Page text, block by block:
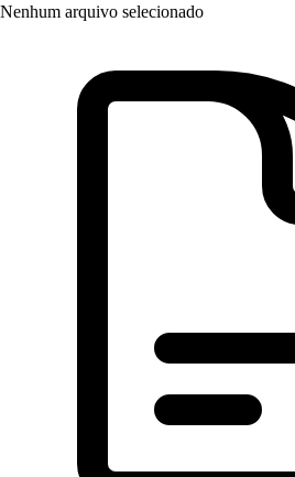
Nenhum arquivo selecionado